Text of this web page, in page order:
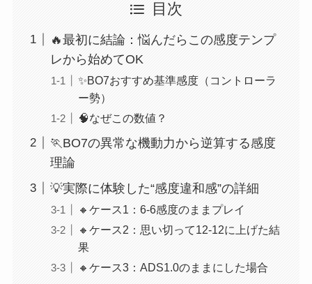
目次
🔥最初に結論：悩んだらこの感度テンプ
レから始めてOK
✨BO7おすすめ基準感度（コントローラ
ー勢）
🧠なぜこの数値？
🏃BO7の異常な機動力から逆算する感度
理論
💡実際に体験した“感度違和感”の詳細
🔸ケース1：6-6感度のままプレイ
🔸ケース2：思い切って12-12に上げた結
果
🔸ケース3：ADS1.0のままにした場合